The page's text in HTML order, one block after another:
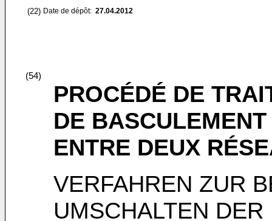
(22) Date de dépôt: 27.04.2012
(54)
PROCÉDÉ DE
DE
ENTRE DEUX
VERFAHREN ZUR
UMSCHALTEN